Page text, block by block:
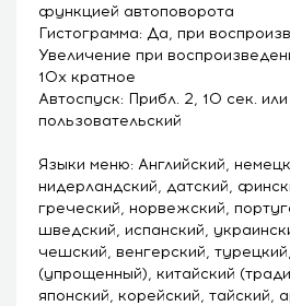
функцией автоповорота
Гистограмма: Да, при
Увеличение при
10x кратное
Автоспуск: Прибл. 2, 10 сек. или
пользовательский
Языки меню: Английский,
нидерландский, датский,
греческий, норвежский,
шведский, испанский,
чешский, венгерский,
(упрощенный), китайский
японский, корейский, тайский,